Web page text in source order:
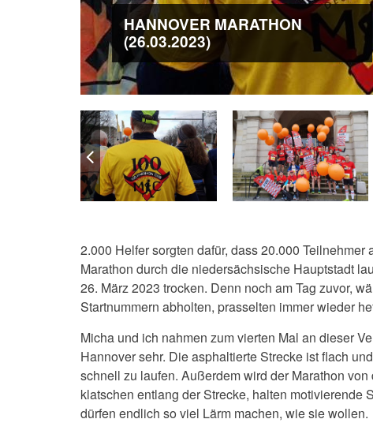
HANNOVER MARATHON
(26.03.2023)
2.000 Helfer sorgten dafür, dass 20.000
Marathon durch die niedersächsische Hauptstadt
26. März 2023 trocken. Denn noch am Tag zuvor,
Startnummern abholten, prasselten immer wieder
Micha und ich nahmen zum vierten Mal an dieser
Hannover sehr. Die asphaltierte Strecke ist flach
schnell zu laufen. Außerdem wird der Marathon
klatschen entlang der Strecke, halten
dürfen endlich so viel Lärm machen, wie sie wollen.